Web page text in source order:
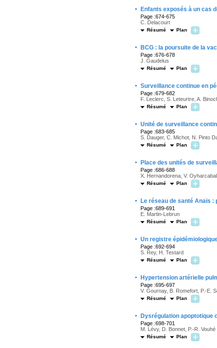
· Enfants exposés à un cas
Page :674-675
C. Delacourt
Résumé Plan
· BCG : la poursuite de la
Page :676-678
J. Gaudelus
Résumé Plan
· Surveillance continue en
Page :679-682
F. Leclerc, S. Leteurtre, A.
Résumé Plan
· Unité de surveillance
Page :683-685
S. Dauger, C. Michot, N. Pinto
Résumé Plan
· Place des unités de
Page :686-688
X. Hernandorena, V.
Résumé Plan
· Le réseau de santé Anaïs :
Page :689-691
E. Martin-Lebrun
Résumé Plan
· Un registre
Page :692-694
S. Rey, H. Testard
Résumé Plan
· Hypertension artérielle
Page :695-697
V. Gournay, B. Romefort, P.-E.
Résumé Plan
· Dysrégulation apoptotique
Page :698-701
M. Lévy, D. Bonnet, P.-R. Vouhé
Résumé Plan